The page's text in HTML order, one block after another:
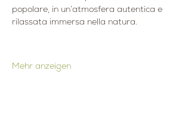
popolare, in un’atmosfera autentica e
rilassata immersa nella natura.
Mehr anzeigen